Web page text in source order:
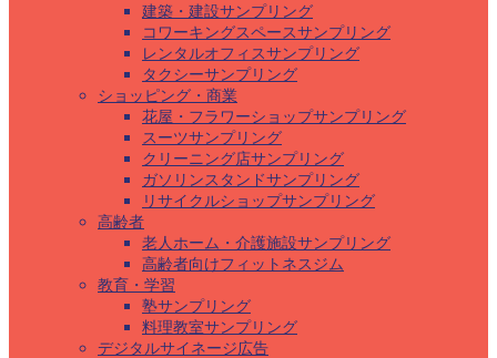
建築・建設サンプリング
コワーキングスペースサンプリング
レンタルオフィスサンプリング
タクシーサンプリング
ショッピング・商業
花屋・フラワーショップサンプリング
スーツサンプリング
クリーニング店サンプリング
ガソリンスタンドサンプリング
リサイクルショップサンプリング
高齢者
老人ホーム・介護施設サンプリング
高齢者向けフィットネスジム
教育・学習
塾サンプリング
料理教室サンプリング
デジタルサイネージ広告